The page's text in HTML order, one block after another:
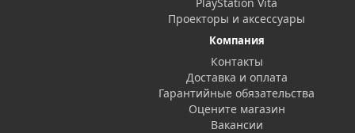
Проекторы и аксессуары
Компания
Контакты
Доставка и оплата
Гарантийные обязательства
Оцените магазин
Вакансии